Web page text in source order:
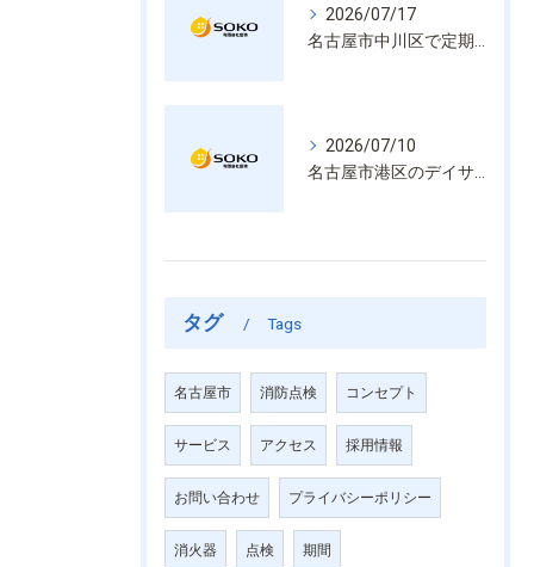
2026/07/17
名古屋市中川区で定期的な消防設備点検や整備はいざという時の命を守る安心管理
2026/07/10
名古屋市港区のデイサービス消防設備点検は消火器具や誘導灯も丁寧に作業を進めます
タグ Tags
名古屋市 消防点検 コンセプト
サービス アクセス 採用情報
お問い合わせ プライバシーポリシー
消火器 点検 期間